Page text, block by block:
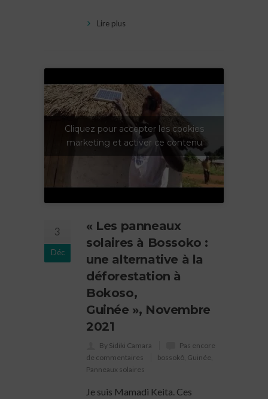
Lire plus
Cliquez pour accepter les cookies
marketing et activer ce contenu
3
Déc
« Les panneaux
solaires à Bossoko :
une alternative à la
déforestation à
Bokoso,
Guinée », Novembre
2021
By Sidiki Camara
Pas encore
de commentaires
bossokô Guinée
Panneaux solaires
Je suis Mamadi Keita. Ces